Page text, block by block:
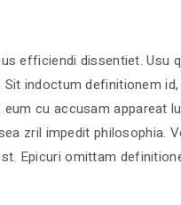
efficiendi dissentiet. Usu
indoctum definitionem
cu accusam appareat
zril impedit philosophia.
Epicuri omittam